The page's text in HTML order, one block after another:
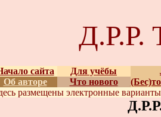
сайта Для учёбы
Об авторе
Что нового
размещены электронные